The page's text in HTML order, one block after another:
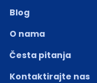
Blog
O nama
Česta pitanja
Kontaktirajte nas